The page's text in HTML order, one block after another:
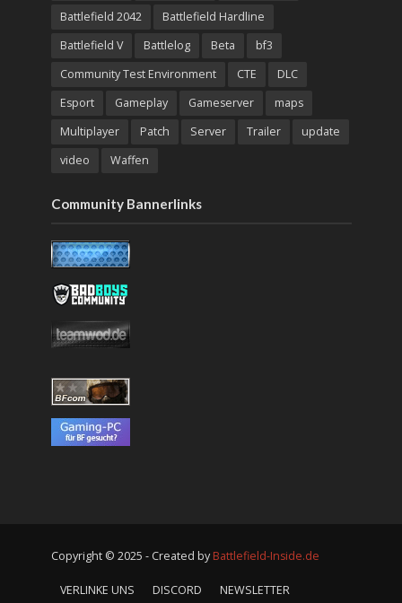
Battlefield 2042
Battlefield Hardline
Battlefield V
Battlelog Beta
bf3
Community Test Environment
CTE
DLC
Esport
Gameplay Gameserver
maps
Multiplayer
Patch Server Trailer
update
video
Waffen
Community Bannerlinks
Copyright © 2025 - Created by Battlefield-Inside.de
VERLINKE UNS DISCORD NEWSLETTER